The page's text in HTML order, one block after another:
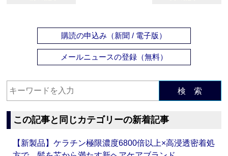
購読の申込み（新聞 / 電子版）
メールニュースの登録（無料）
検 索
この記事と同じカテゴリーの新着記事
【新製品】ケラチン極限濃度6800倍以上×高浸透密着処